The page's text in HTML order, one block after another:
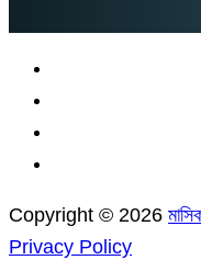
Copyright © 2026
Privacy Policy